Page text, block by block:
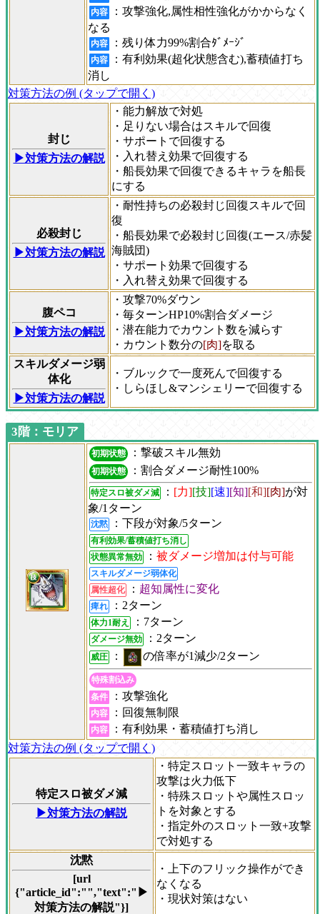
内容
：攻撃強化,属性相性強化がかからなく
なる
内容 ：残り体力99%割合ﾀﾞﾒｰｼﾞ
内容
：有利効果(超化状態含む),蓄積値打ち
消し
対策方法の例 (タップで開く)
封じ
▶対策方法の解説
・能力解放で対処
・足りない場合はスキルで回復
・サポートで回復する
・入れ替え効果で回復する
・船長効果で回復できるキャラを船長
にする
必殺封じ
▶対策方法の解説
・耐性持ちの必殺封じ回復スキルで回
復
・船長効果で必殺封じ回復(エース/赤髪
海賊団)
・サポート効果で回復する
・入れ替え効果で回復する
腹ペコ
▶対策方法の解説
・攻撃70%ダウン
・毎ターンHP10%割合ダメージ
・潜在能力でカウント数を減らす
・カウント数分の[肉]を取る
スキルダメージ弱
体化
▶対策方法の解説
・ブルックで一度死んで回復する
・しらほし&マンシェリーで回復する
3階：モリア
初期状態 ：撃破スキル無効
初期状態 ：割合ダメージ耐性100%
特定スロ被ダメ減 ： [力][技][速][知][和][肉]が対
象/1ターン
沈黙 ：下段が対象/5ターン
有利効果/蓄積値打ち消し
状態異常無効
： 被ダメージ増加は付与可能
スキルダメージ弱体化
属性超化
： 超知属性に変化
痺れ ：2ターン
体力1耐え ：7ターン
ダメージ無効 ：2ターン
威圧 ： の倍率が1減少/2ターン
特殊割込み
条件
：攻撃強化
内容 ：回復無制限
内容
：有利効果・蓄積値打ち消し
対策方法の例 (タップで開く)
特定スロ被ダメ減
▶対策方法の解説
・特定スロット一致キャラの
攻撃は火力低下
・特殊スロットや属性スロッ
トを対象とする
・指定外のスロット一致+攻撃
で対処する
沈黙
[url
{"article_id":"","text":"▶
対策方法の解説"}]
・上下のフリック操作ができ
なくなる
・現状対策はない